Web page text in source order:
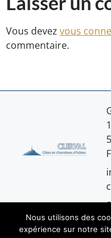
Vous devez vous
commentaire.
Nous utilisons des
expérience sur notre